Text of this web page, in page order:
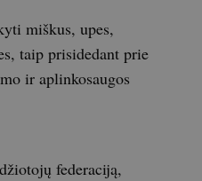
miškus, upes,
taip prisidedant prie
ir aplinkosaugos
federaciją,